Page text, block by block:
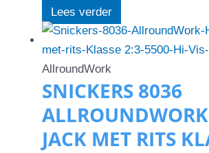
Lees verder
AllroundWork
SNICKERS 8036
JACK MET RITS